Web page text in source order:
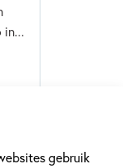
gebruik
in...